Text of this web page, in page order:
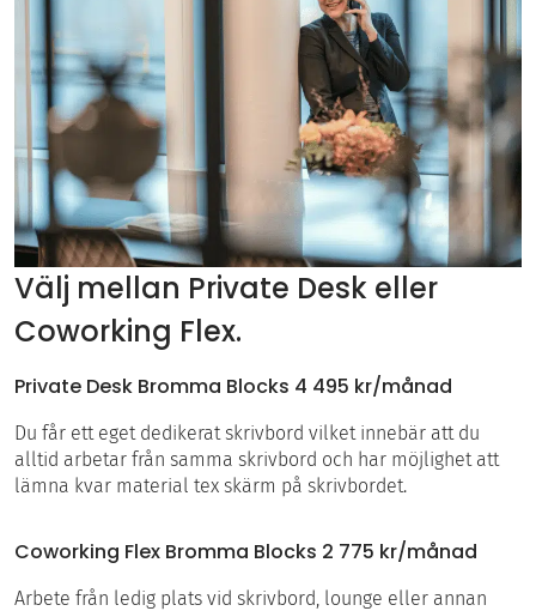
Välj mellan Private Desk eller
Coworking Flex.
Private Desk Bromma Blocks 4 495 kr/månad
Du får ett eget dedikerat skrivbord vilket innebär att du
alltid arbetar från samma skrivbord och har möjlighet att
lämna kvar material tex skärm på skrivbordet.
Coworking Flex Bromma Blocks 2 775 kr/månad
Arbete från ledig plats vid skrivbord, lounge eller annan